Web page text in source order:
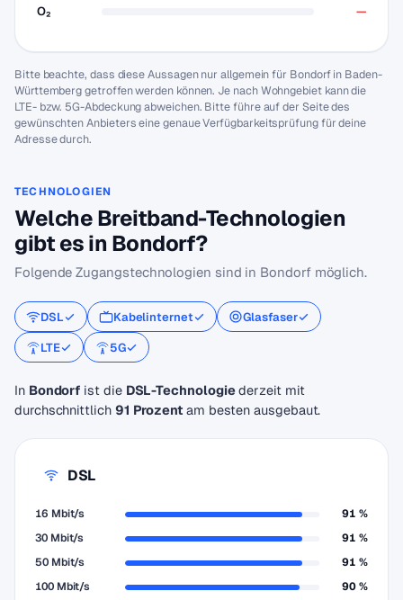
O₂ —
Bitte beachte, dass diese Aussagen nur allgemein für Bondorf in Baden-
Württemberg getroffen werden können. Je nach Wohngebiet kann die
LTE- bzw. 5G-Abdeckung abweichen. Bitte führe auf der Seite des
gewünschten Anbieters eine genaue Verfügbarkeitsprüfung für deine
Adresse durch.
TECHNOLOGIEN
Welche Breitband-Technologien
gibt es in Bondorf?
Folgende Zugangstechnologien sind in Bondorf möglich.
DSL Kabelinternet
Glasfaser
LTE
5G
In Bondorf ist die DSL-Technologiederzeit mit
durchschnittlich 91 Prozentam besten ausgebaut.
DSL
16 Mbit/s
91 %
30 Mbit/s
91 %
50 Mbit/s
91 %
100 Mbit/s
90 %